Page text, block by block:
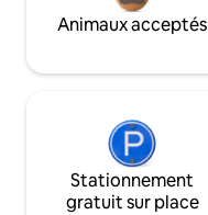
Animaux acceptés
Stationnement
gratuit sur place